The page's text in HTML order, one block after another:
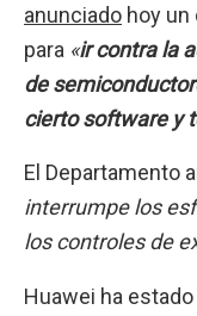
anunciado hoy
para «ir contra la
de
cierto software y
El Departamento
interrumpe los
los controles de
Huawei ha